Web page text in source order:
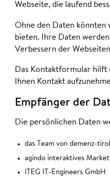
Webseite, die laufend
Ohne den Daten könnten
bieten. Ihre Daten
Verbessern der
Das Kontaktformular hilft
Ihnen Kontakt
Empfänger der
Die persönlichen Daten
das Team von demenz-
agindo interaktives
ITEG IT-Engineers GmbH